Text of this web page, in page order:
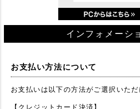
インフォメーシ
お支払い方法について
お支払いは以下の方法がご選択いただ
【クレジットカード決済】